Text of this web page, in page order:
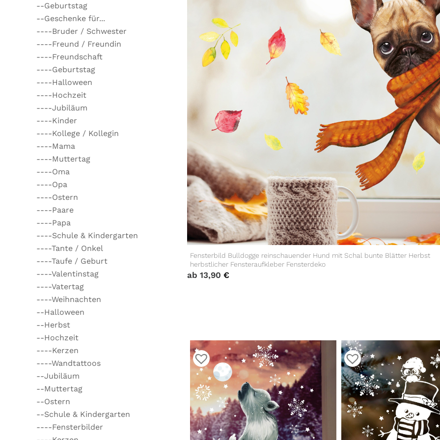
--Geburtstag
--Geschenke für...
----Bruder / Schwester
----Freund / Freundin
----Freundschaft
----Geburtstag
----Halloween
----Hochzeit
----Jubiläum
----Kinder
----Kollege / Kollegin
----Mama
----Muttertag
----Oma
----Opa
----Ostern
----Paare
----Papa
----Schule & Kindergarten
----Tante / Onkel
----Taufe / Geburt
----Valentinstag
----Vatertag
----Weihnachten
--Halloween
--Herbst
--Hochzeit
----Kerzen
----Wandtattoos
--Jubiläum
--Muttertag
--Ostern
--Schule & Kindergarten
----Fensterbilder
Fensterbild Bulldogge reinschauender Hund mit Schal bunte Blätter Herbst
herbstlicher Fensteraufkleber Fensterdeko
ab 13,90 €